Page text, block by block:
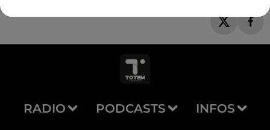
RADIO PODCASTS INFOS